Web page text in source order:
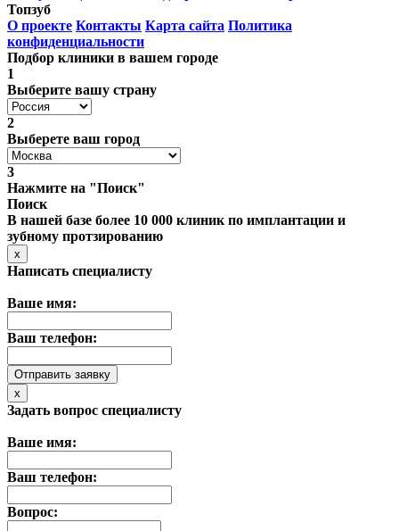
Топзуб
О проекте Контакты Карта сайта Политика
конфиденциальности
Подбор клиники в вашем городе
1
Выберите вашу страну
2
Выберете ваш город
3
Нажмите на "Поиск"
Поиск
В нашей базе более 10 000 клиник по имплантации и
зубному протзированию
x
Написать специалисту
Ваше имя:
Ваш телефон:
x
Задать вопрос специалисту
Ваше имя:
Ваш телефон:
Вопрос: